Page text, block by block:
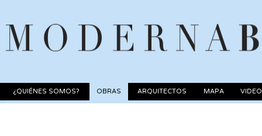
¿QUIÉNES SOMOS? OBRAS ARQUITECTOS MAPA